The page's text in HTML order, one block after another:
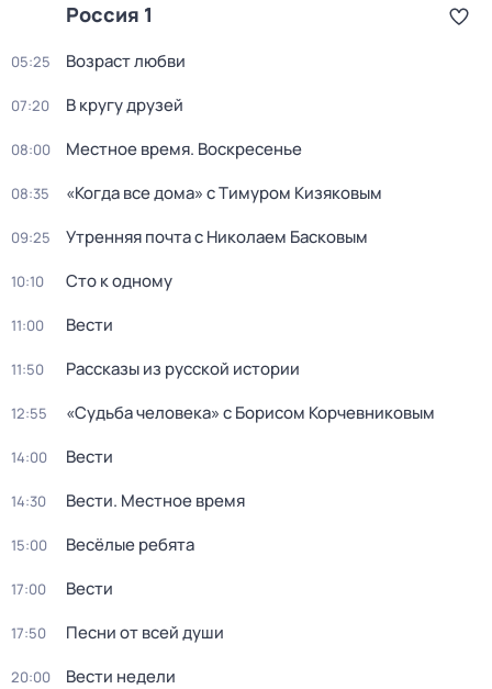
Россия 1
05:25 Возраст любви
07:20 В кругу друзей
08:00 Местное время. Воскресенье
08:35 «Когда все дома» с Тимуром Кизяковым
09:25 Утренняя почта с Николаем Басковым
10:10 Сто к одному
11:00 Вести
11:50 Рассказы из русской истории
12:55 «Судьба человека» с Борисом Корчевниковым
14:00 Вести
14:30 Вести. Местное время
15:00 Весёлые ребята
17:00 Вести
17:50 Песни от всей души
20:00 Вести недели